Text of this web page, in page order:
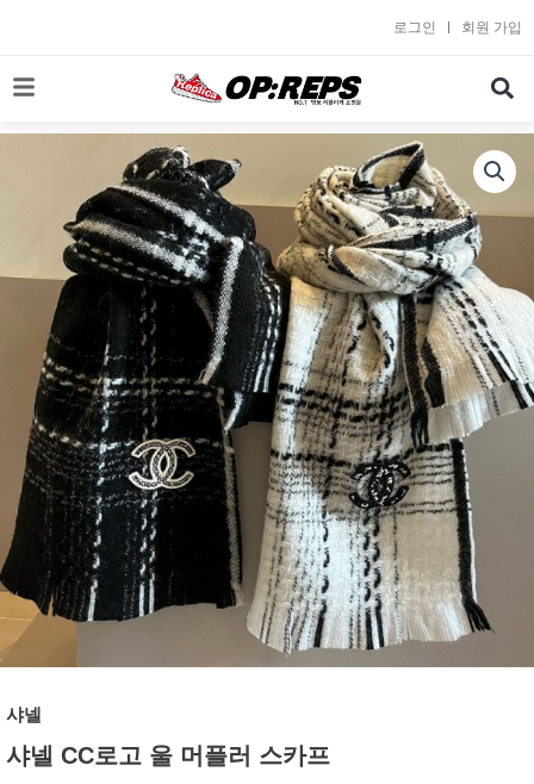
로
로그인 회원 가입
샤넬
샤넬 CC로고 울 머플러 스카프